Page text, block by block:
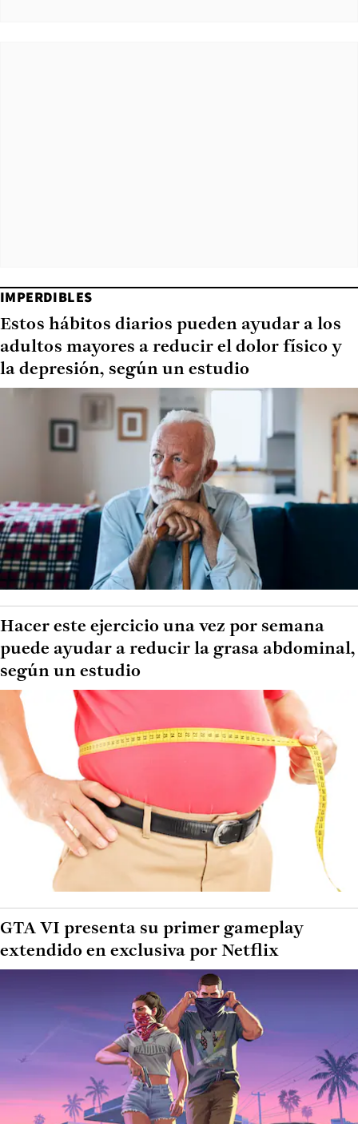
IMPERDIBLES
Estos hábitos diarios pueden ayudar a los
adultos mayores a reducir el dolor físico y
la depresión, según un estudio
Hacer este ejercicio una vez por semana
puede ayudar a reducir la grasa abdominal,
según un estudio
GTA VI presenta su primer gameplay
extendido en exclusiva por Netflix